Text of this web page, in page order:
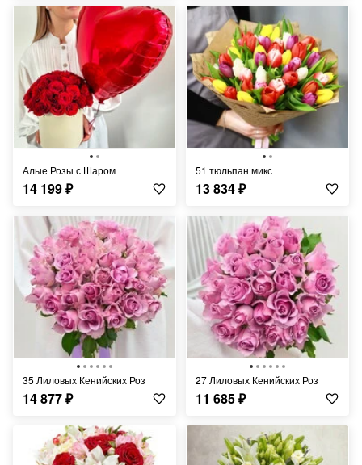
Алые Розы с Шаром
14 199₽
51 тюльпан микс
13 834₽
35 Лиловых Кенийских Роз
14 877₽
27 Лиловых Кенийских Роз
11 685₽